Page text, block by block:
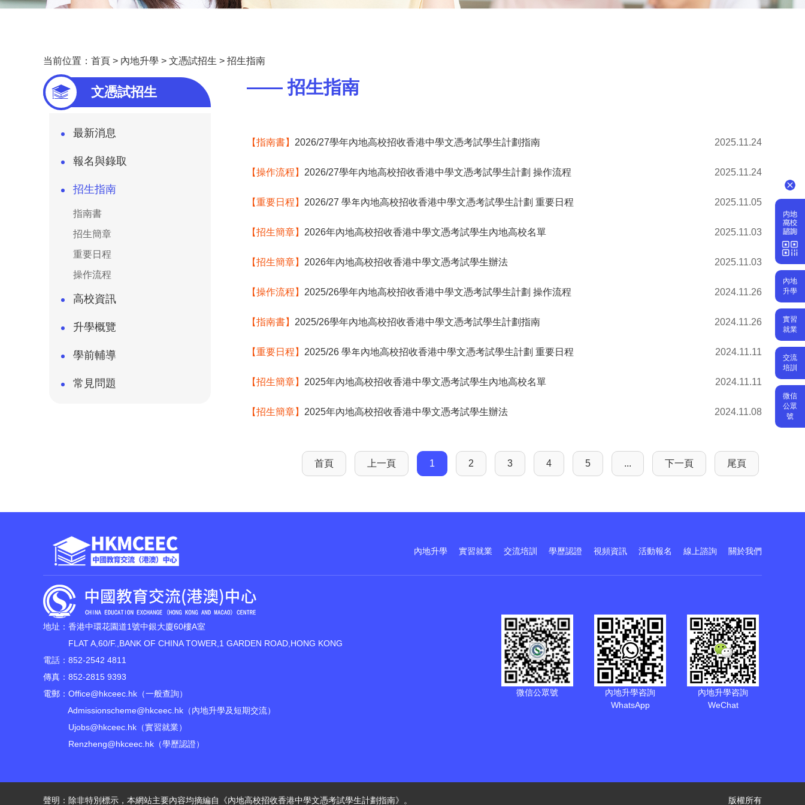
当前位置： 首頁 > 內地升學 > 文憑試招生 > 招生指南
文憑試招生
最新消息
報名與錄取
招生指南
指南書
招生簡章
重要日程
操作流程
高校資訊
升學概覽
學前輔導
常見問題
—— 招生指南
【指南書】 2026/27學年內地高校招收香港中學文憑考試學生計劃指南 2025.11.24
【操作流程】 2026/27學年內地高校招收香港中學文憑考試學生計劃 操作流程 2025.11.24
【重要日程】 2026/27 學年內地高校招收香港中學文憑考試學生計劃 重要日程 2025.11.05
【招生簡章】 2026年內地高校招收香港中學文憑考試學生內地高校名單 2025.11.03
【招生簡章】 2026年內地高校招收香港中學文憑考試學生辦法 2025.11.03
【操作流程】 2025/26學年內地高校招收香港中學文憑考試學生計劃 操作流程 2024.11.26
【指南書】 2025/26學年內地高校招收香港中學文憑考試學生計劃指南 2024.11.26
【重要日程】 2025/26 學年內地高校招收香港中學文憑考試學生計劃 重要日程 2024.11.11
【招生簡章】 2025年內地高校招收香港中學文憑考試學生內地高校名單 2024.11.11
【招生簡章】 2025年內地高校招收香港中學文憑考試學生辦法 2024.11.08
首頁 上一頁 1 2 3 4 5 ... 下一頁 尾頁
內地升學 實習就業 交流培訓 學歷認證 視頻資訊 活動報名 線上諮詢 關於我們
地址：香港中環花園道1號中銀大廈60樓A室
FLAT A,60/F.,BANK OF CHINA TOWER,1 GARDEN ROAD,HONG KONG
電話：852-2542 4811
傳真：852-2815 9393
電郵： Office@hkceec.hk （一般查詢）
Admissionscheme@hkceec.hk （內地升學及短期交流）
Ujobs@hkceec.hk （實習就業）
Renzheng@hkceec.hk （學歷認證）
微信公眾號
內地升學咨詢
WhatsApp
內地升學咨詢
WeChat
聲明：除非特別標示，本網站主要內容均摘編自《內地高校招收香港中學文憑考試學生計劃指南》。 版權所有
內地
升學
實習
就業
交流
培訓
微信
公眾
號